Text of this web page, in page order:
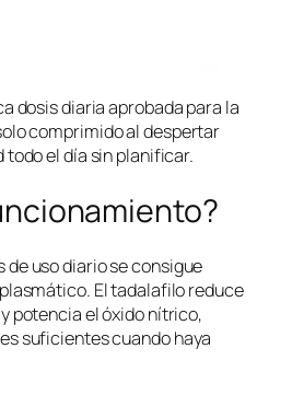
dosis diaria aprobada para la
comprimido al despertar
el día sin planificar.
de uso diario se consigue
El tadalafilo reduce
potencia el óxido nítrico,
suficientes cuando haya